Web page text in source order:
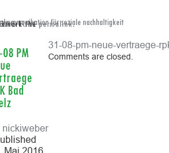
kommunikation für soziale nachhaltigkeit
RPK
08 PM
Bad
nickiweber
Mai 2016
31-08-pm-neue-vertraege-
thepermalink.
Comments are closed.